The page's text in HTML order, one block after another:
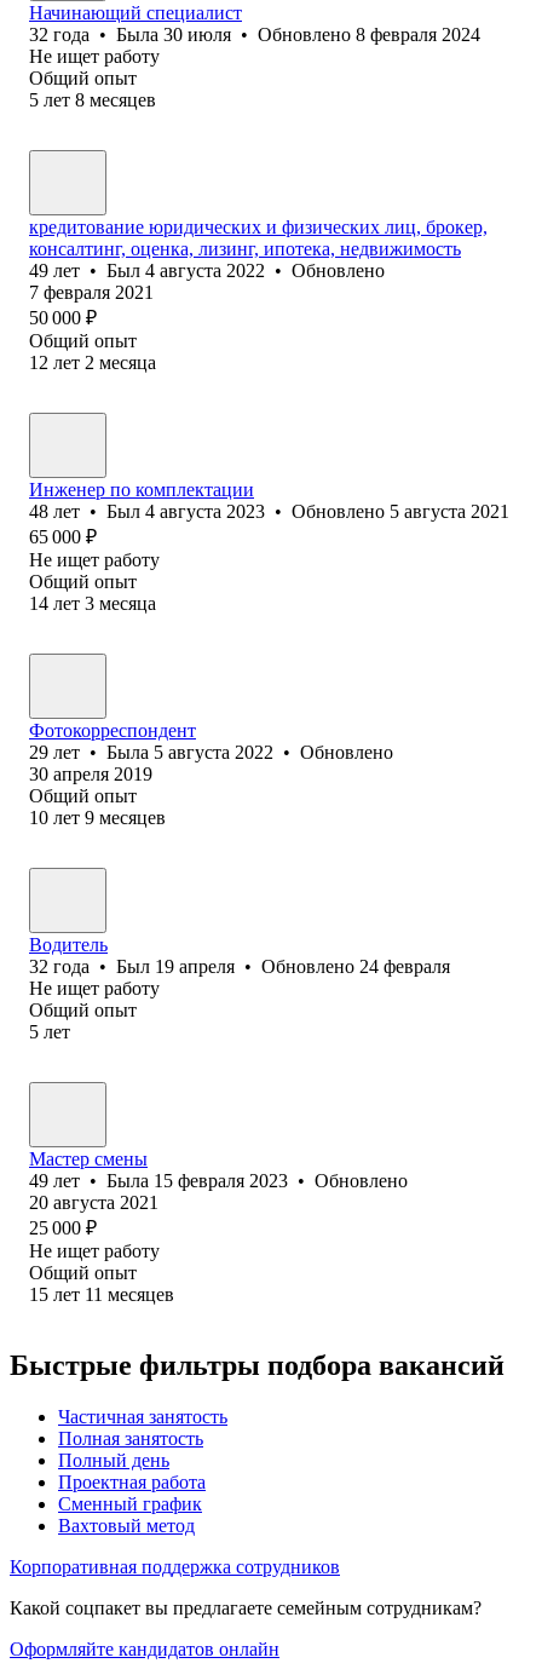
Начинающий специалист
32 года • Была 30 июля • Обновлено 8 февраля 2024
Не ищет работу
Общий опыт
5 лет 8 месяцев
кредитование юридических и физических лиц, брокер,
консалтинг, оценка, лизинг, ипотека, недвижимость
49 лет • Был 4 августа 2022 • Обновлено
7 февраля 2021
50 000 ₽
Общий опыт
12 лет 2 месяца
Инженер по комплектации
48 лет • Был 4 августа 2023 • Обновлено 5 августа 2021
65 000 ₽
Не ищет работу
Общий опыт
14 лет 3 месяца
Фотокорреспондент
29 лет • Была 5 августа 2022 • Обновлено
30 апреля 2019
Общий опыт
10 лет 9 месяцев
Водитель
32 года • Был 19 апреля • Обновлено 24 февраля
Не ищет работу
Общий опыт
5 лет
Мастер смены
49 лет • Была 15 февраля 2023 • Обновлено
20 августа 2021
25 000 ₽
Не ищет работу
Общий опыт
15 лет 11 месяцев
Быстрые фильтры подбора вакансий
Частичная занятость
Полная занятость
Полный день
Проектная работа
Сменный график
Вахтовый метод
Корпоративная поддержка сотрудников
Какой соцпакет вы предлагаете семейным сотрудникам?
Оформляйте кандидатов онлайн